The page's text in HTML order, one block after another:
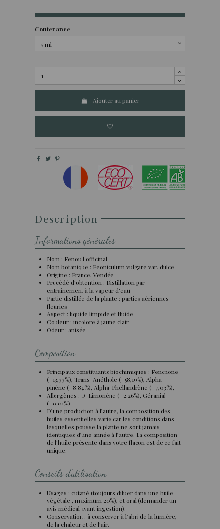
Contenance
Ajouter au panier
Description
Informations générales
Nom : Fenouil officinal
Nom botanique : Feoniculum vulgare var. dulce
Origine : France, Vendée
Procédé d’obtention : Distillation par
entraînement à la vapeur d'eau
Partie distillée de la plante : parties aériennes
fleuries
Aspect : liquide limpide et fluide
Couleur : incolore à jaune clair
Odeur : anisée
Composition
Principaux constituants biochimiques : Fenchone
(=13,33%), Trans-Anéthole (=58,19%), Alpha-
pinène (=8.84%), Alpha-Phellandrène (=7,03%),
Allergènes : D-Limonène (=2.26%), Géranial
(=0.01%).
D’une production à l’autre, la composition des
huiles essentielles varie car les conditions dans
lesquelles pousse la plante ne sont jamais
identiques d’une année à l’autre. La composition
de l’huile présente dans votre flacon est de ce fait
unique.
Conseils d'utilisation
Usages : cutané (toujours diluer dans une huile
végétale , maximum 20%), et oral (demander un
avis médical avant ingestion).
Conservation : à conserver à l’abri de la lumière,
de la chaleur et de l’air.